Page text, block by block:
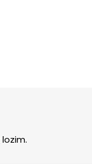
lozim.